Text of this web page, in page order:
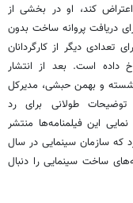
کند، او در بخشی از
دریافت پروانه ساخت بدون
تعدادی دیگر از کارگردانان
داده است. بعد از انتشار
و بهمن حبشی، مدیرکل
طولانی برای رد
این فیلمنامه‌ها منتشر
که سازمان سینمایی در سال
ساخت سینمایی را دنبال